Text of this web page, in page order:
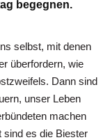
begegnen.
selbst, mit denen
überfordern, wie
Dann sind
unser Leben
machen
sind es die Biester